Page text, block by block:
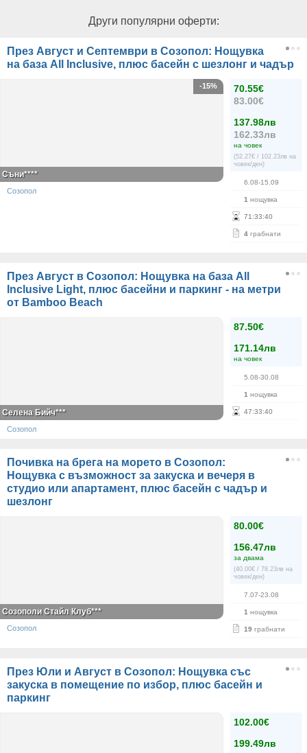
Други популярни оферти:
През Август и Септември в Созопол: Нощувка
на база All Inclusive, плюс басейн с шезлонг и чадър
70.55€
83.00€
137.98лв
162.33лв
на човек
(52.27€ / 102.23лв на
човек/ден)
6.08-15.09
1 нощувка
71 :33:40
4 грабнати
-15%
Съни****
Созопол
През Август в Созопол: Нощувка на база All
Inclusive Light, плюс басейни и паркинг - на метри
от Bamboo Beach
87.50€
171.14лв
на човек
5.08-30.08
1 нощувка
47:33:40
Селена Бийч***
Созопол
Почивка на брега на морето в Созопол:
Нощувка с възможност за закуска и вечеря в
студио или апартамент, плюс басейн с чадър и
шезлонг
80.00€
156.47лв
за двама
(40.00€ / 78.23лв на
човек/ден)
7.07-23.08
1 нощувка
19 грабнати
Созополи Стайл Клуб***
Созопол
През Юли и Август в Созопол: Нощувка със
закуска в помещение по избор, плюс басейн и
паркинг
102.00€
199.49лв